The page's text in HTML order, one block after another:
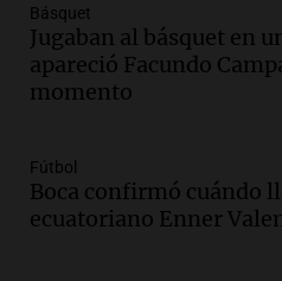
y críticas entre
Panorama Federal
Episodios
Audio.
Marocco
Panorama Federal
Episodios
Básquet
Jugaban al básquet en
apareció Facundo
momento
Fútbol
Boca confirmó cuándo
ecuatoriano Enner